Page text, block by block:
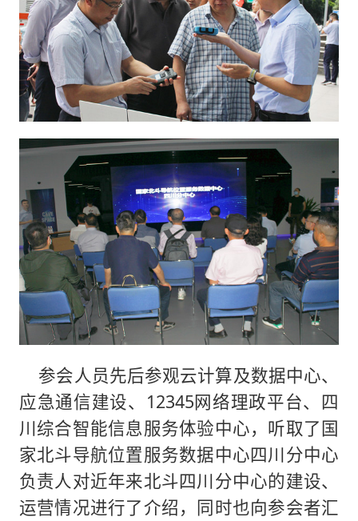
参会人员先后参观云计算及数据中心、
应急通信建设、12345网络理政平台、四
川综合智能信息服务体验中心，听取了国
家北斗导航位置服务数据中心四川分中心
负责人对近年来北斗四川分中心的建设、
运营情况进行了介绍，同时也向参会者汇